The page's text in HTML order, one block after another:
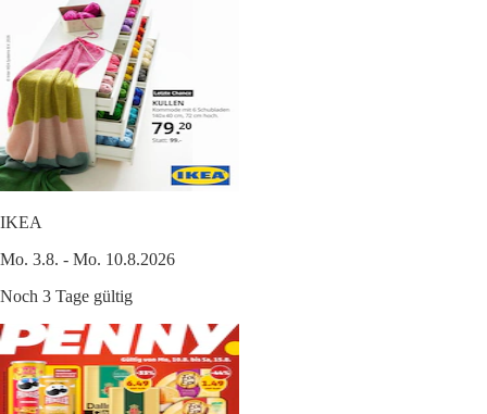
IKEA
Mo. 3.8. - Mo. 10.8.2026
Noch 3 Tage gültig